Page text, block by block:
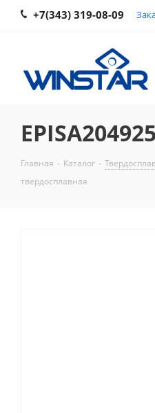
+7(343) 319-08-09
Главная - Каталог -
твердосплавная